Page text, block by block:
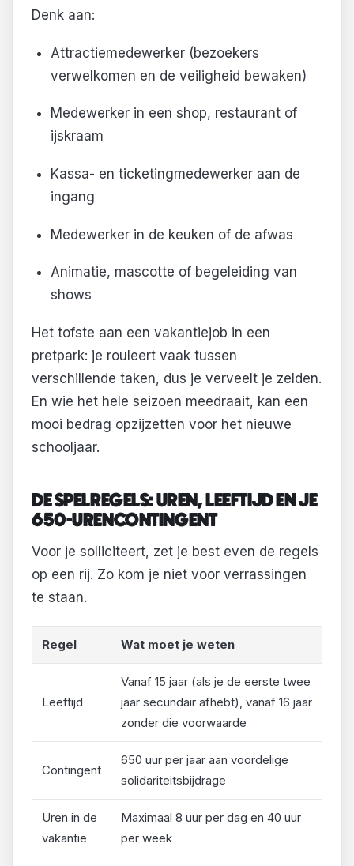
Denk aan:
Attractiemedewerker (bezoekers
verwelkomen en de veiligheid bewaken)
Medewerker in een shop, restaurant of
ijskraam
Kassa- en ticketingmedewerker aan de
ingang
Medewerker in de keuken of de afwas
Animatie, mascotte of begeleiding van
shows
Het tofste aan een vakantiejob in een
pretpark: je rouleert vaak tussen
verschillende taken, dus je verveelt je zelden.
En wie het hele seizoen meedraait, kan een
mooi bedrag opzijzetten voor het nieuwe
schooljaar.
DE SPELREGELS: UREN, LEEFTIJD EN JE
650-URENCONTINGENT
Voor je solliciteert, zet je best even de regels
op een rij. Zo kom je niet voor verrassingen
te staan.
Regel Wat moet je weten
Leeftijd
Vanaf 15 jaar (als je de eerste twee
jaar secundair afhebt), vanaf 16 jaar
zonder die voorwaarde
Contingent
650 uur per jaar aan voordelige
solidariteitsbijdrage
Uren in de
vakantie
Maximaal 8 uur per dag en 40 uur
per week